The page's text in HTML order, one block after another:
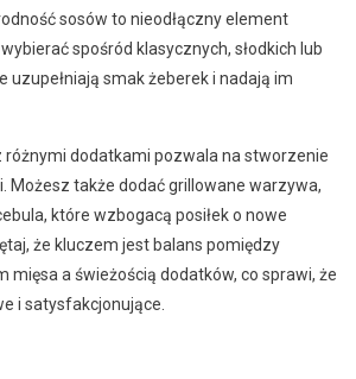
sosów to nieodłączny element
spośród klasycznych, słodkich lub
uzupełniają smak żeberek i nadają im
dodatkami pozwala na stworzenie
Możesz także dodać grillowane warzywa,
które wzbogacą posiłek o nowe
że kluczem jest balans pomiędzy
mięsa a świeżością dodatków, co sprawi, że
i satysfakcjonujące.